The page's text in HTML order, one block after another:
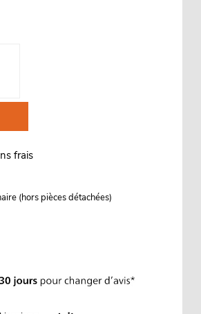
frais
(hors pièces détachées)